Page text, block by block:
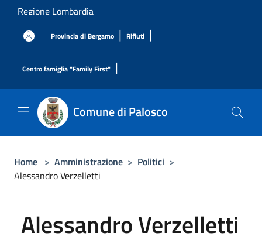
Salta al contenuto principale
Regione Lombardia
Provincia di Bergamo | Rifiuti |
Centro famiglia "Family First" |
Comune di Palosco
Home > Amministrazione > Politici >
Alessandro Verzelletti
Alessandro Verzelletti